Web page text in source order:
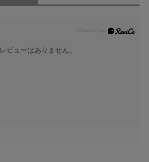
レビューはありません。